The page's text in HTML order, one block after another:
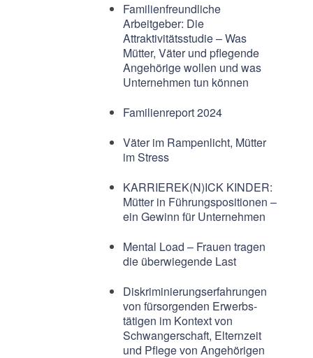
Familienfreundliche
Arbeitgeber: Die
Attraktivitätsstudie – Was
Mütter, Väter und pflegende
Angehörige wollen und was
Unternehmen tun können
Familienreport 2024
Väter im Rampenlicht, Mütter
im Stress
KARRIEREK(N)ICK KINDER:
Mütter in Führungspositionen –
ein Gewinn für Unternehmen
Mental Load – Frauen tragen
die überwiegende Last
Diskriminierungserfahrungen
von fürsorgenden Erwerbs-
tätigen im Kontext von
Schwangerschaft, Elternzeit
und Pflege von Angehörigen